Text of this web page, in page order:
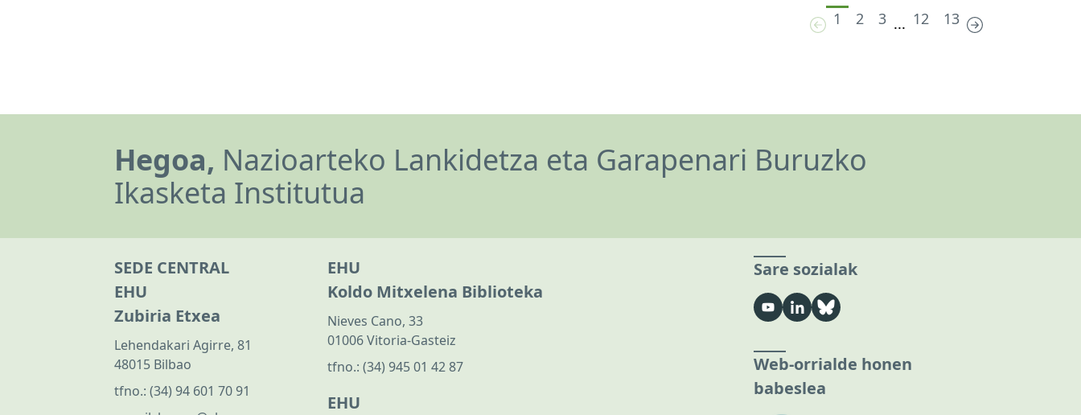
1 2 3 ... 12 13
Hegoa, Nazioarteko Lankidetza eta Garapenari Buruzko
Ikasketa Institutua
SEDE CENTRAL
EHU
Zubiria Etxea
Lehendakari Agirre, 81
48015 Bilbao
tfno.: (34) 94 601 70 91
EHU
Koldo Mitxelena Biblioteka
Nieves Cano, 33
01006 Vitoria-Gasteiz
tfno.: (34) 945 01 42 87
EHU
Sare sozialak
Web-orrialde honen
babeslea